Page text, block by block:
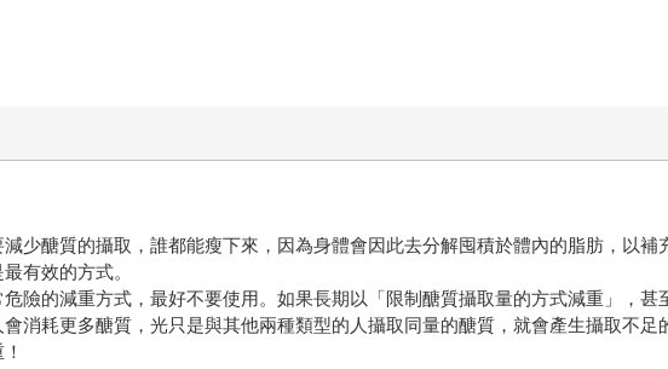
少醣質的攝取，誰都能瘦下來，因為身體會因此去分解囤積於體內的脂肪，以補
有效的方式。
險的減重方式，最好不要使用。如果長期以「限制醣質攝取量的方式減重」，甚
消耗更多醣質，光只是與其他兩種類型的人攝取同量的醣質，就會產生攝取不足